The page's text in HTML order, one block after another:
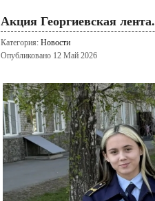
Акция Георгиевская лента.
Категория: Новости
Опубликовано 12 Май 2026